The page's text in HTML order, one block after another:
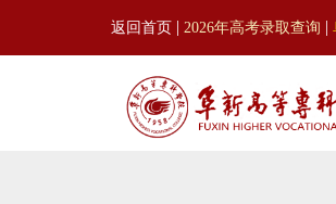
返回首页 | 2026年高考录取查询 |